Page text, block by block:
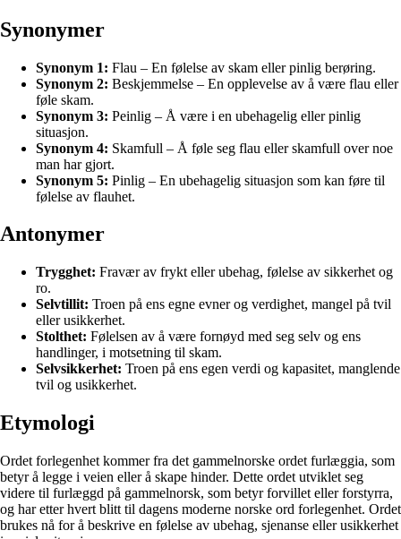
Synonymer
Synonym 1: Flau – En følelse av skam eller pinlig berøring.
Synonym 2: Beskjemmelse – En opplevelse av å være flau eller
føle skam.
Synonym 3: Peinlig – Å være i en ubehagelig eller pinlig
situasjon.
Synonym 4: Skamfull – Å føle seg flau eller skamfull over noe
man har gjort.
Synonym 5: Pinlig – En ubehagelig situasjon som kan føre til
følelse av flauhet.
Antonymer
Trygghet: Fravær av frykt eller ubehag, følelse av sikkerhet og
ro.
Selvtillit: Troen på ens egne evner og verdighet, mangel på tvil
eller usikkerhet.
Stolthet: Følelsen av å være fornøyd med seg selv og ens
handlinger, i motsetning til skam.
Selvsikkerhet: Troen på ens egen verdi og kapasitet, manglende
tvil og usikkerhet.
Etymologi
Ordet forlegenhet kommer fra det gammelnorske ordet furlæggia, som
betyr å legge i veien eller å skape hinder. Dette ordet utviklet seg
videre til furlæggd på gammelnorsk, som betyr forvillet eller forstyrra,
og har etter hvert blitt til dagens moderne norske ord forlegenhet. Ordet
brukes nå for å beskrive en følelse av ubehag, sjenanse eller usikkerhet